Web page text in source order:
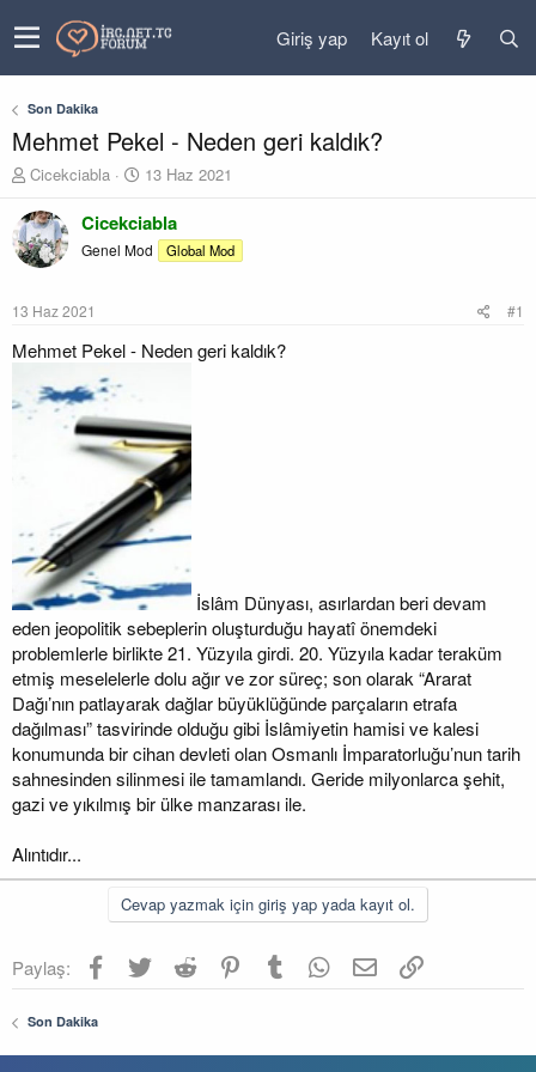
Giriş yap Kayıt ol
Son Dakika
Mehmet Pekel - Neden geri kaldık?
K
n
u
y
b
a
ş
Cicekciabla
B
ş
l
a
ç
i
h
i
13 Haz 2021
Cicekciabla
Genel Mod Global Mod
13 Haz 2021 #1
Mehmet Pekel - Neden geri kaldık?
İslâm Dünyası, asırlardan beri devam
eden jeopolitik sebeplerin oluşturduğu hayatî önemdeki
problemlerle birlikte 21. Yüzyıla girdi. 20. Yüzyıla kadar teraküm
etmiş meselelerle dolu ağır ve zor süreç; son olarak “Ararat
Dağı’nın patlayarak dağlar büyüklüğünde parçaların etrafa
dağılması” tasvirinde olduğu gibi İslâmiyetin hamisi ve kalesi
konumunda bir cihan devleti olan Osmanlı İmparatorluğu’nun tarih
sahnesinden silinmesi ile tamamlandı. Geride milyonlarca şehit,
gazi ve yıkılmış bir ülke manzarası ile.
Alıntıdır...
Cevap yazmak için giriş yap yada kayıt ol.
Paylaş: Facebook
TwitterReddit PinterestTumblr WhatsApp
E-postaLink
Son Dakika